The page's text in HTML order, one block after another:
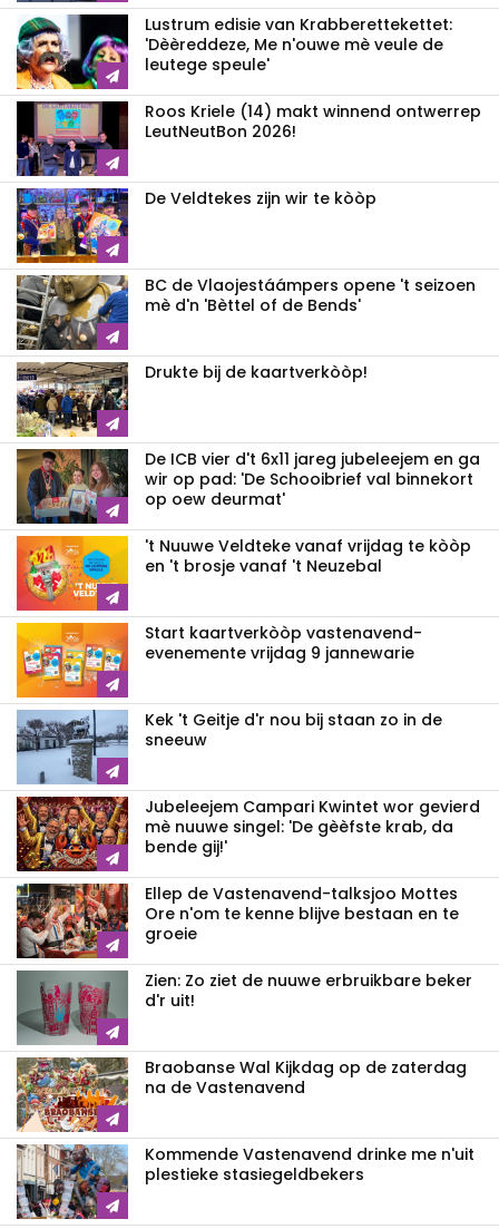
Lustrum edisie van Krabberettekettet:
'Dèèreddeze, Me n'ouwe mè veule de
leutege speule'
Roos Kriele (14) makt winnend ontwerrep
LeutNeutBon 2026!
De Veldtekes zijn wir te kòòp
BC de Vlaojestáámpers opene 't seizoen
mè d'n 'Bèttel of de Bends'
Drukte bij de kaartverkòòp!
De ICB vier d't 6x11 jareg jubeleejem en ga
wir op pad: 'De Schooibrief val binnekort
op oew deurmat'
't Nuuwe Veldteke vanaf vrijdag te kòòp
en 't brosje vanaf 't Neuzebal
Start kaartverkòòp vastenavend­
evenemente vrijdag 9 jannewarie
Kek 't Geitje d'r nou bij staan zo in de
sneeuw
Jubeleejem Campari Kwintet wor gevierd
mè nuuwe singel: 'De gèèfste krab, da
bende gij!'
Ellep de Vastenavend-talksjoo Mottes
Ore n'om te kenne blijve bestaan en te
groeie
Zien: Zo ziet de nuuwe erbruikbare beker
d'r uit!
Braobanse Wal Kijkdag op de zaterdag
na de Vastenavend
Kommende Vastenavend drinke me n'uit
plestieke stasiegeldbekers